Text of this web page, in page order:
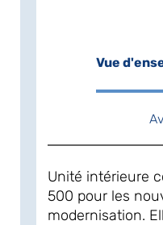
Vue
Unité intérieure
500 pour les
modernisation.